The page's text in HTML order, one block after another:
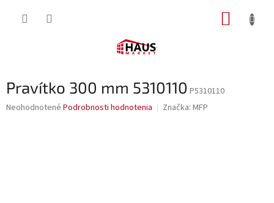
Pravítko 300 mm 5310110 P5310110
Priemerné
Neohodnotené Podrobnosti hodnotenia Značka: MFP